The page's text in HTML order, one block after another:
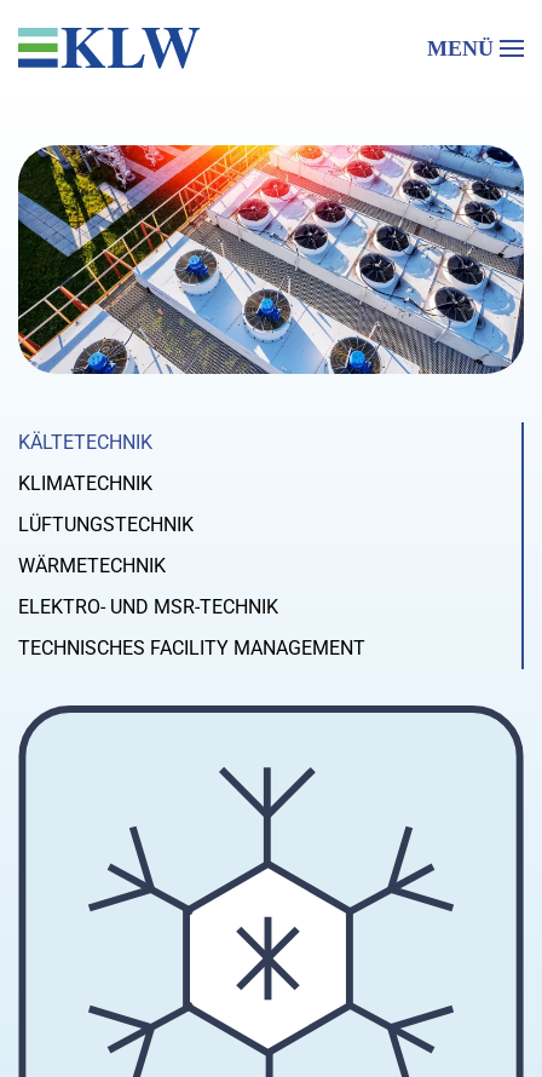
MENÜ
KÄLTETECHNIK
KLIMATECHNIK
LÜFTUNGSTECHNIK
WÄRMETECHNIK
ELEKTRO- UND MSR-TECHNIK
TECHNISCHES FACILITY MANAGEMENT